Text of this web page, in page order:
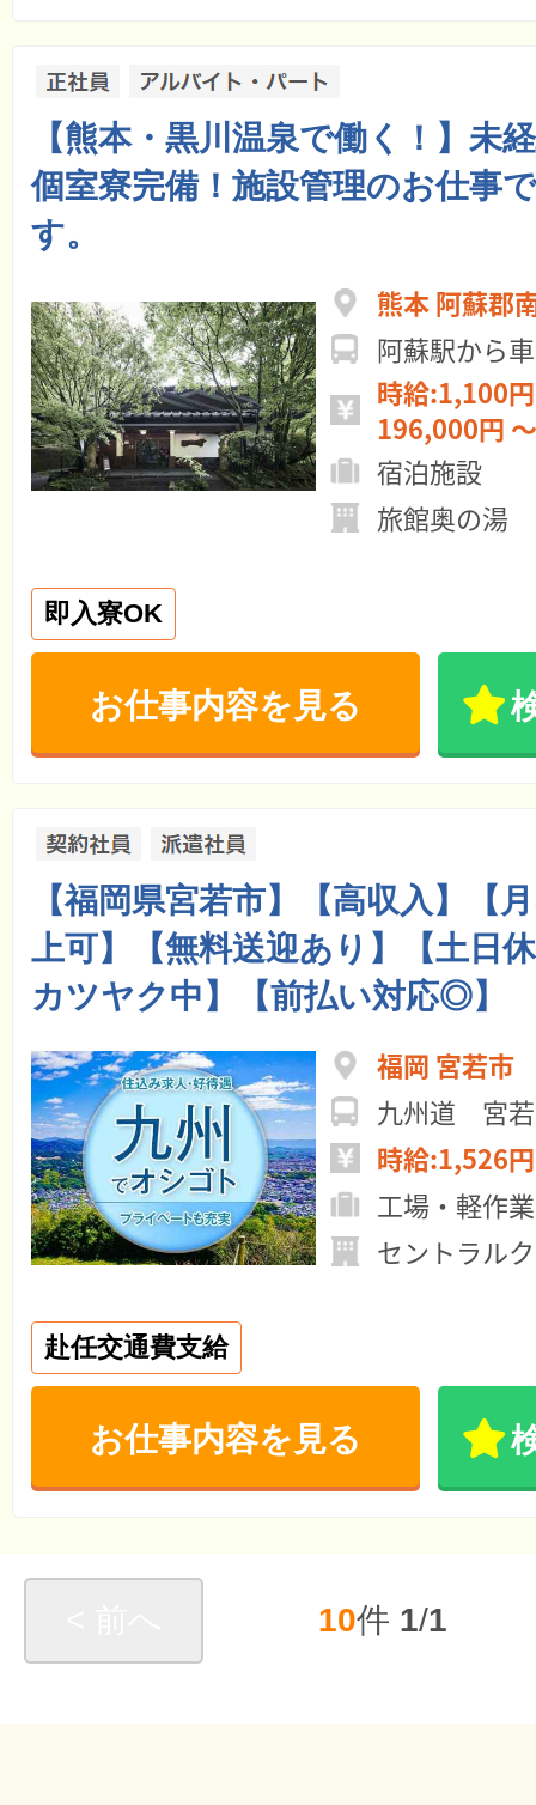
【熊本・黒川温泉で働く！】未
個室寮完備！施設管理のお仕事で
す。
熊本 阿蘇郡
阿蘇駅から
時給:1,100
196,000円
宿泊施設
旅館奥の湯
即入寮OK
お仕事内容を見る
【福岡県宮若市】【高収入】【
上可】【無料送迎あり】【土日
カツヤク中】【前払い対応◎】
福岡 宮若市
九州道 宮若
時給:1,526
工場・軽作業
セントラル
赴任交通費支給
お仕事内容を見る
10件 1/1